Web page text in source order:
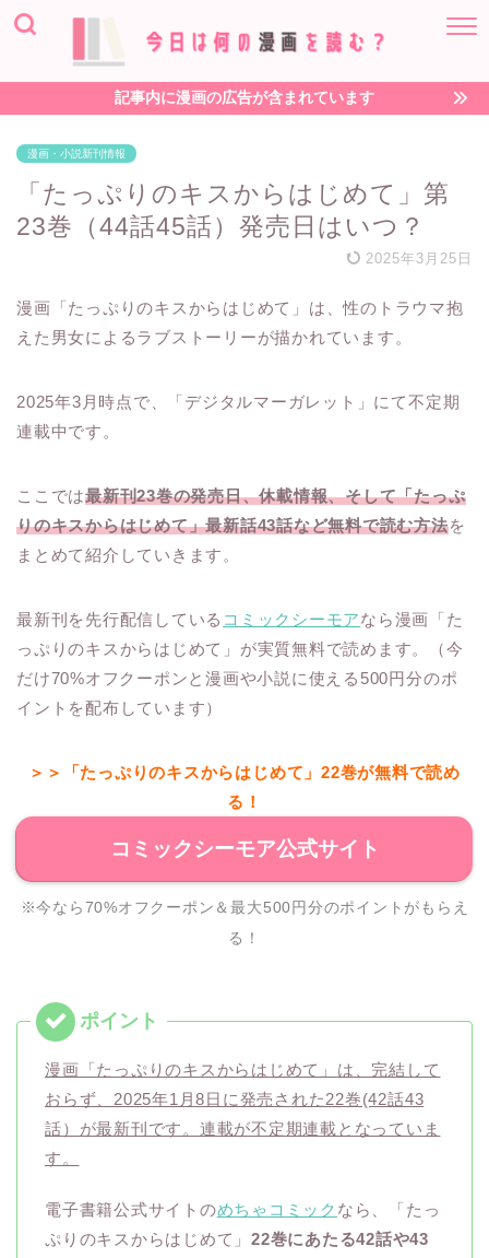
記事内に漫画の広告が含まれています
漫画・小説新刊情報
「たっぷりのキスからはじめて」第
23巻（44話45話）発売日はいつ？
2025年3月25日
漫画「たっぷりのキスからはじめて」は、性のトラウマ抱
えた男女によるラブストーリーが描かれています。
2025年3月時点で、「デジタルマーガレット」にて不定期
連載中です。
ここでは最新刊23巻の発売日、休載情報、そして「たっぷ
りのキスからはじめて」最新話43話など無料で読む方法を
まとめて紹介していきます。
最新刊を先行配信している コミックシーモアなら漫画「た
っぷりのキスからはじめて」が実質無料で読めます。（今
だけ70%オフクーポンと漫画や小説に使える500円分のポ
イントを配布しています）
＞＞「たっぷりのキスからはじめて」22巻が無料で読め
る！
コミックシーモア公式サイト
※今なら70%オフクーポン＆最大500円分のポイントがもらえ
る！
漫画「たっぷりのキスからはじめて」は、完結して
おらず、2025年1月8日に発売された22巻(42話43
話）が最新刊です。連載が不定期連載となっていま
す。
電子書籍公式サイトのめちゃコミック なら、「たっ
ぷりのキスからはじめて」22巻にあたる42話や43